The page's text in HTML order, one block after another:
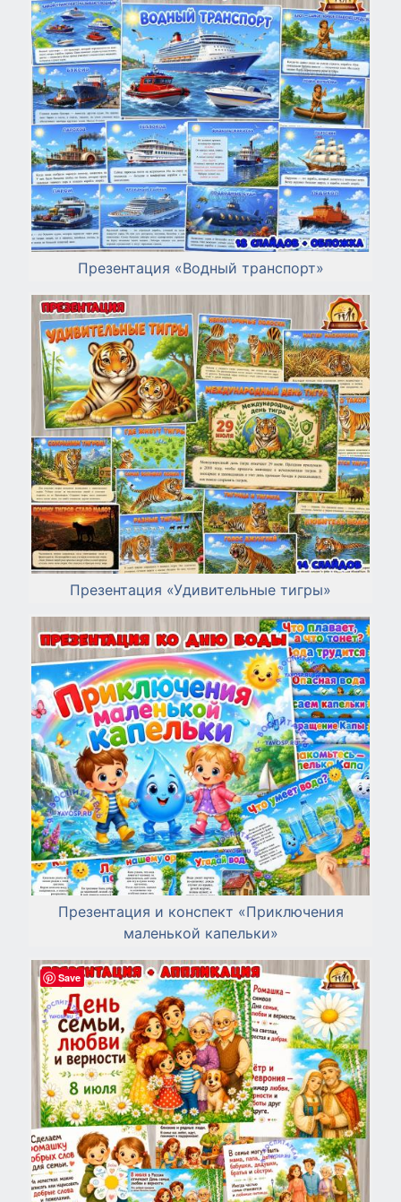
Презентация «Водный транспорт»
Презентация «Удивительные тигры»
Презентация и конспект «Приключения
маленькой капельки»
Save